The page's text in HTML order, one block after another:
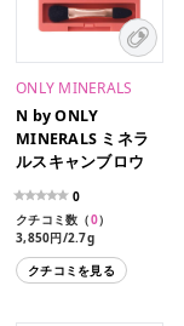
ONLY MINERALS
N by ONLY
MINERALS ミネラ
ルスキャンブロウ
0
クチコミ数（0）
3,850円/2.7g
クチコミを見る